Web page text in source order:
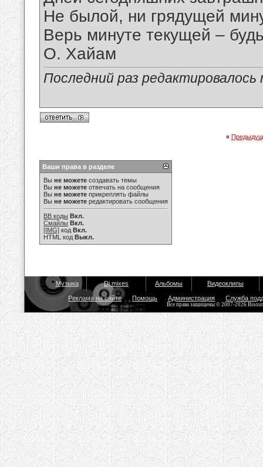
Не былой, ни грядущей
Верь минуте текущей –
О. Хайам
Последний раз
«
Ваши права в разделе
Вы не можете создавать темы
Вы не можете отвечать на сообщения
Вы не можете прикреплять файлы
Вы не можете редактировать сообщения
BB коды Вкл.
Смайлы Вкл.
[IMG] код Вкл.
HTML код Выкл.
Музыка Dj mixes Альбомы Видеоклипы
Реклама на сайте Помощь Администрация Служба
Все права защищены © 2007-2026